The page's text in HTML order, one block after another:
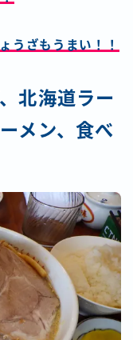
うざもうまい！！
北海道ラー
メン、食べ